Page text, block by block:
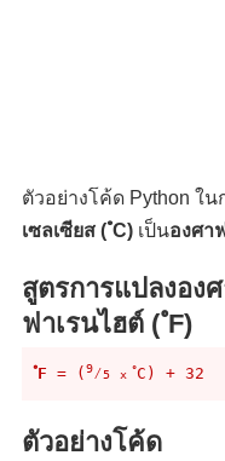
ตัวอย่างโค้ด Python ใ
เซลเซียส ( ํC)เป็นองศา
สูตรการแปลงอง
ฟาเรนไฮต์ ( ํF)
ํF = ( 9⁄5 x ํC) + 32
ตัวอย่างโค้ด